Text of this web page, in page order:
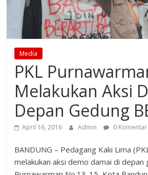
Media
PKL
Melakukan Aksi
Depan Gedung
April 16, 2016 Admin 0 Komentar
BANDUNG – Pedagang Kaki Lima
melakukan aksi demo damai di depan